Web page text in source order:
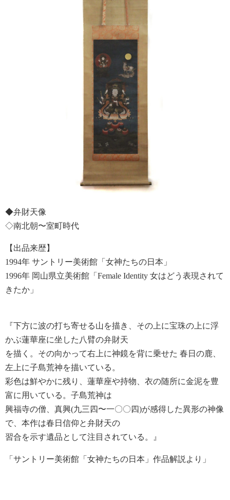
◆弁財天像
◇南北朝〜室町時代
【出品来歴】
1994年 サントリー美術館「女神たちの日本」
1996年 岡山県立美術館「Female Identity 女はどう表現されて
きたか」
『下方に波の打ち寄せる山を描き、その上に宝珠の上に浮
かぶ蓮華座に坐した八臂の弁財天
を描く。その向かって右上に神鏡を背に乗せた 春日の鹿、
左上に子島荒神を描いている。
彩色は鮮やかに残り、蓮華座や持物、衣の随所に金泥を豊
富に用いている。子島荒神は
興福寺の僧、真興(九三四〜一〇〇四)が感得した異形の神像
で、本作は春日信仰と弁財天の
習合を示す遺品として注目されている。』
「サントリー美術館「女神たちの日本」作品解説より」